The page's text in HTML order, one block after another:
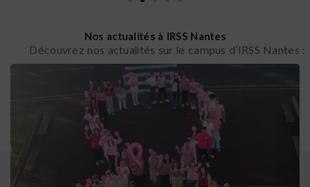
Nos actualités à IRSS Nantes
Découvrez nos actualités sur le campus d’IRSS Nantes :